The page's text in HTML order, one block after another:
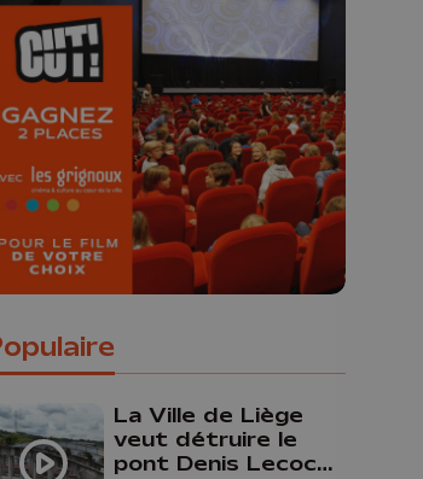
🎬 Concours CUT x
Les Grignoux ✨
Concours permanent - 2 places à
gagner chaque semaine !
La Ville de Liège
veut détruire le
pont Denis Lecocq